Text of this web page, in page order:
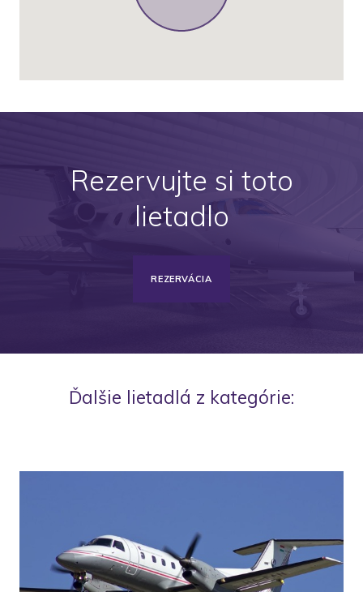
Rezervujte si toto
lietadlo
REZERVÁCIA
Ďalšie lietadlá z kategórie: